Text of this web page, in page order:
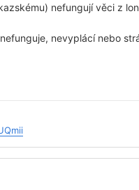
nefungují věci z
nevyplácí nebo